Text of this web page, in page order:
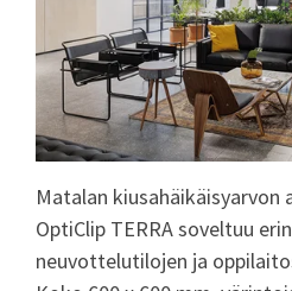
Matalan kiusahäikäisyarvon
OptiClip TERRA soveltuu
neuvottelutilojen ja